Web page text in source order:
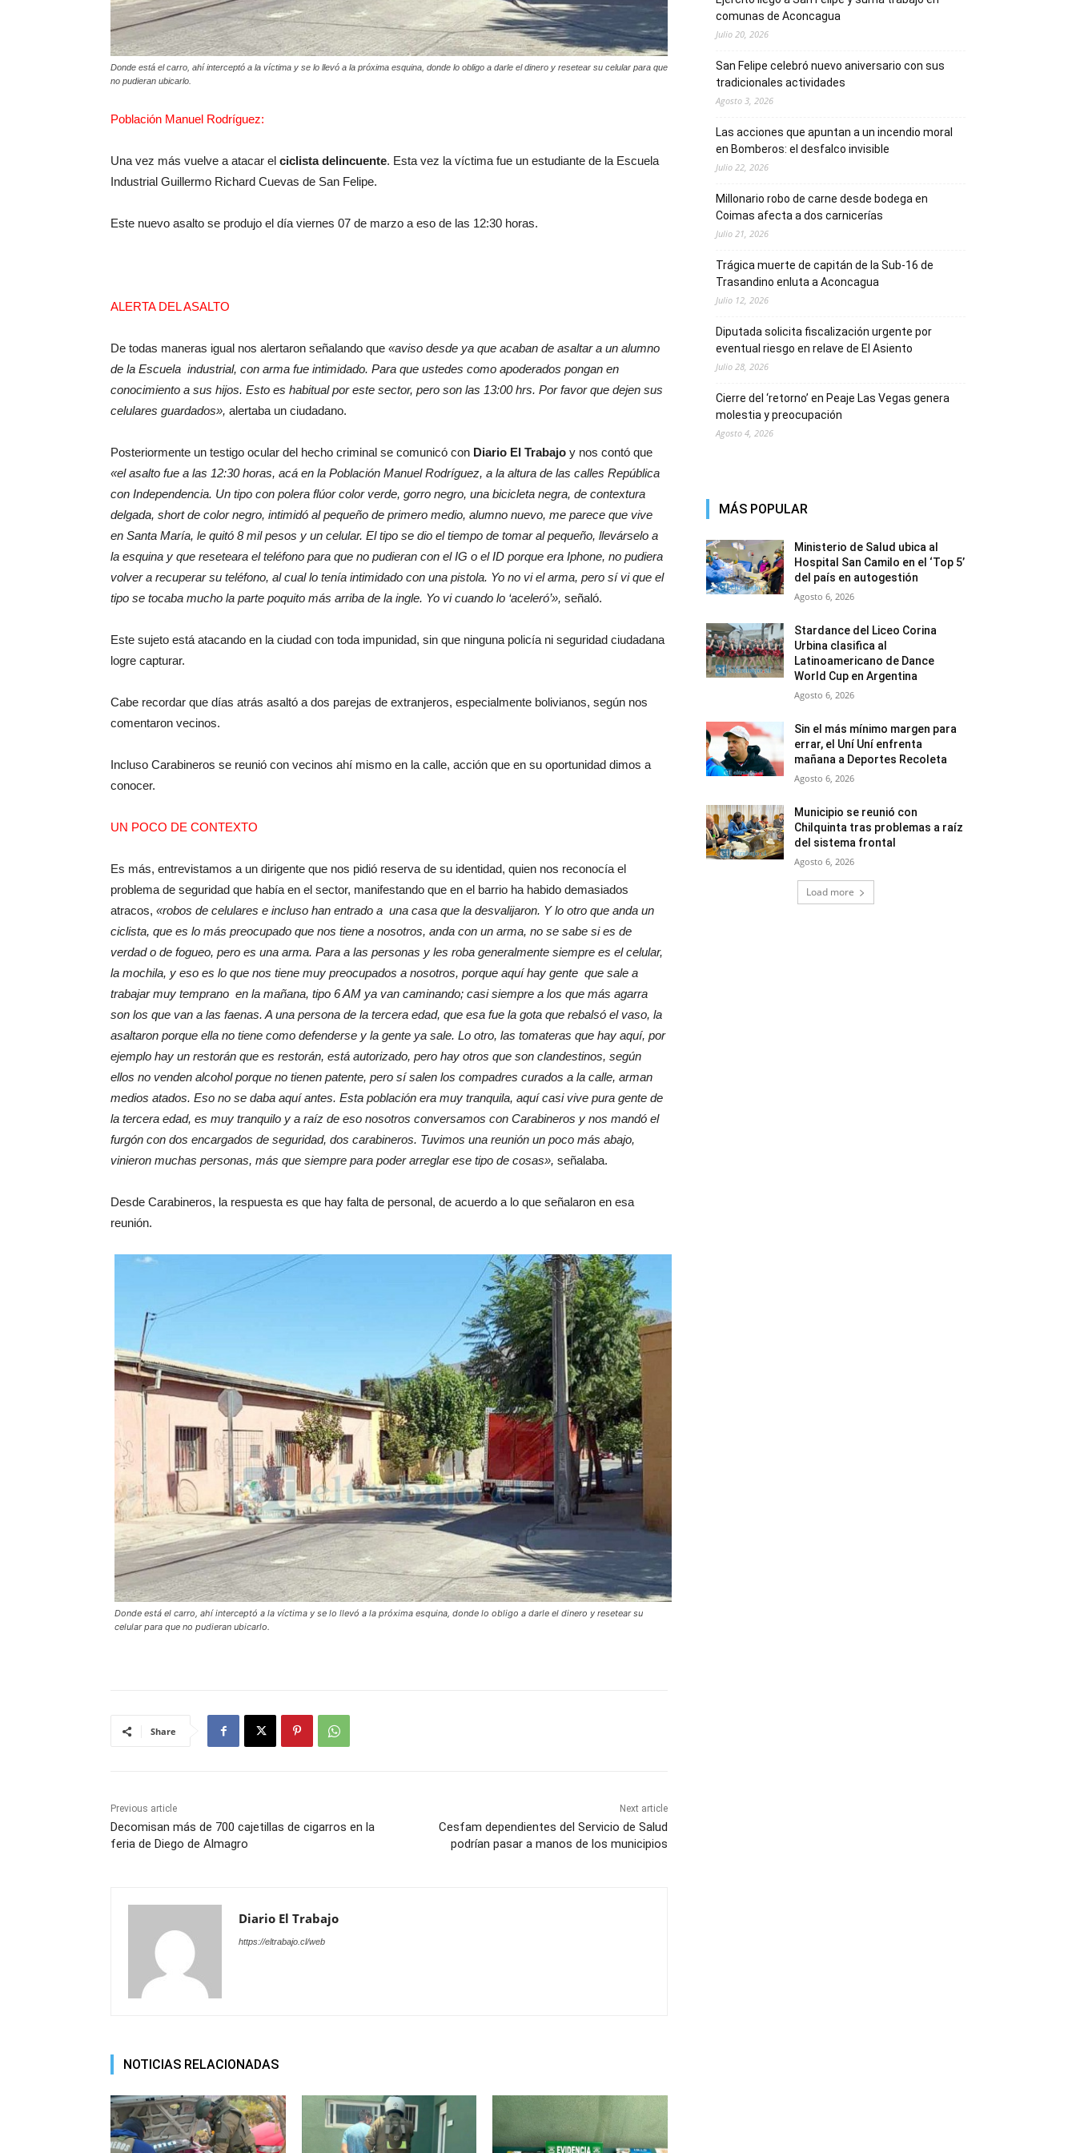
Donde está el carro, ahí interceptó a la víctima y se lo llevó a la próxima esquina, donde lo obligo a darle el dinero y resetear su celular para que
no pudieran ubicarlo.
Población Manuel Rodríguez:
Una vez más vuelve a atacar el ciclista delincuente. Esta vez la víctima fue un estudiante de la Escuela
Industrial Guillermo Richard Cuevas de San Felipe.
Este nuevo asalto se produjo el día viernes 07 de marzo a eso de las 12:30 horas.
ALERTA DEL ASALTO
De todas maneras igual nos alertaron señalando que «aviso desde ya que acaban de asaltar a un alumno
de la Escuela industrial, con arma fue intimidado. Para que ustedes como apoderados pongan en
conocimiento a sus hijos. Esto es habitual por este sector, pero son las 13:00 hrs. Por favor que dejen sus
celulares guardados», alertaba un ciudadano.
Posteriormente un testigo ocular del hecho criminal se comunicó con Diario El Trabajo y nos contó que
«el asalto fue a las 12:30 horas, acá en la Población Manuel Rodríguez, a la altura de las calles República
con Independencia. Un tipo con polera flúor color verde, gorro negro, una bicicleta negra, de contextura
delgada, short de color negro, intimidó al pequeño de primero medio, alumno nuevo, me parece que vive
en Santa María, le quitó 8 mil pesos y un celular. El tipo se dio el tiempo de tomar al pequeño, llevárselo a
la esquina y que reseteara el teléfono para que no pudieran con el IG o el ID porque era Iphone, no pudiera
volver a recuperar su teléfono, al cual lo tenía intimidado con una pistola. Yo no vi el arma, pero sí vi que el
tipo se tocaba mucho la parte poquito más arriba de la ingle. Yo vi cuando lo ‘aceleró’», señaló.
Este sujeto está atacando en la ciudad con toda impunidad, sin que ninguna policía ni seguridad ciudadana
logre capturar.
Cabe recordar que días atrás asaltó a dos parejas de extranjeros, especialmente bolivianos, según nos
comentaron vecinos.
Incluso Carabineros se reunió con vecinos ahí mismo en la calle, acción que en su oportunidad dimos a
conocer.
UN POCO DE CONTEXTO
Es más, entrevistamos a un dirigente que nos pidió reserva de su identidad, quien nos reconocía el
problema de seguridad que había en el sector, manifestando que en el barrio ha habido demasiados
atracos, «robos de celulares e incluso han entrado a una casa que la desvalijaron. Y lo otro que anda un
ciclista, que es lo más preocupado que nos tiene a nosotros, anda con un arma, no se sabe si es de
verdad o de fogueo, pero es una arma. Para a las personas y les roba generalmente siempre es el celular,
la mochila, y eso es lo que nos tiene muy preocupados a nosotros, porque aquí hay gente que sale a
trabajar muy temprano en la mañana, tipo 6 AM ya van caminando; casi siempre a los que más agarra
son los que van a las faenas. A una persona de la tercera edad, que esa fue la gota que rebalsó el vaso, la
asaltaron porque ella no tiene como defenderse y la gente ya sale. Lo otro, las tomateras que hay aquí, por
ejemplo hay un restorán que es restorán, está autorizado, pero hay otros que son clandestinos, según
ellos no venden alcohol porque no tienen patente, pero sí salen los compadres curados a la calle, arman
medios atados. Eso no se daba aquí antes. Esta población era muy tranquila, aquí casi vive pura gente de
la tercera edad, es muy tranquilo y a raíz de eso nosotros conversamos con Carabineros y nos mandó el
furgón con dos encargados de seguridad, dos carabineros. Tuvimos una reunión un poco más abajo,
vinieron muchas personas, más que siempre para poder arreglar ese tipo de cosas», señalaba.
Desde Carabineros, la respuesta es que hay falta de personal, de acuerdo a lo que señalaron en esa
reunión.
Donde está el carro, ahí interceptó a la víctima y se lo llevó a la próxima esquina, donde lo obligo a darle el dinero y resetear su
celular para que no pudieran ubicarlo.
Share
Previous article
Decomisan más de 700 cajetillas de cigarros en la
feria de Diego de Almagro
Next article
Cesfam dependientes del Servicio de Salud
podrían pasar a manos de los municipios
Diario El Trabajo
https://eltrabajo.cl/web
NOTICIAS RELACIONADAS
comunas de Aconcagua
Julio 20, 2026
San Felipe celebró nuevo aniversario con sus
tradicionales actividades
Agosto 3, 2026
Las acciones que apuntan a un incendio moral
en Bomberos: el desfalco invisible
Julio 22, 2026
Millonario robo de carne desde bodega en
Coimas afecta a dos carnicerías
Julio 21, 2026
Trágica muerte de capitán de la Sub-16 de
Trasandino enluta a Aconcagua
Julio 12, 2026
Diputada solicita fiscalización urgente por
eventual riesgo en relave de El Asiento
Julio 28, 2026
Cierre del ‘retorno’ en Peaje Las Vegas genera
molestia y preocupación
Agosto 4, 2026
MÁS POPULAR
Ministerio de Salud ubica al
Hospital San Camilo en el ‘Top 5’
del país en autogestión
Agosto 6, 2026
Stardance del Liceo Corina
Urbina clasifica al
Latinoamericano de Dance
World Cup en Argentina
Agosto 6, 2026
Sin el más mínimo margen para
errar, el Uní Uní enfrenta
mañana a Deportes Recoleta
Agosto 6, 2026
Municipio se reunió con
Chilquinta tras problemas a raíz
del sistema frontal
Agosto 6, 2026
Load more